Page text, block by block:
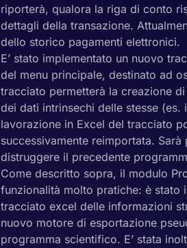
riporterà, qualora la riga di conto
dettagli della transazione.
dello storico pagamenti elettronici.
E’ stato implementato un nuovo
del menu principale, destinato ad
tracciato permetterà la creazione
dei dati intrinsechi delle stesse
lavorazione in Excel del tracciato
successivamente reimportata.
distruggere il precedente
Come descritto sopra, il modulo
funzionalità molto pratiche: è stato
tracciato excel delle informazioni
nuovo motore di esportazione
programma scientifico. E’ stata